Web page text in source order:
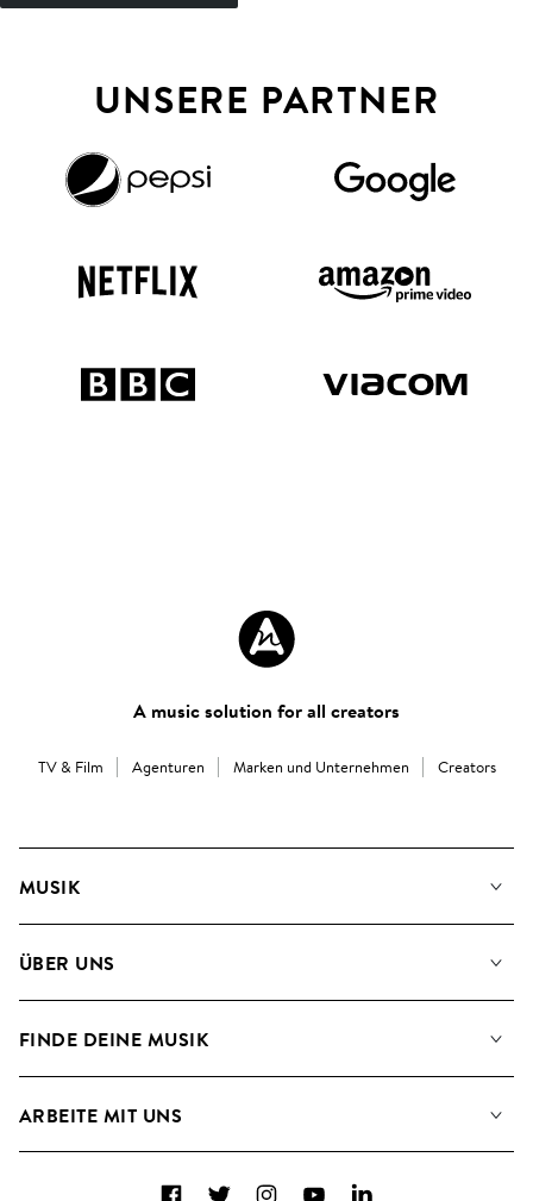
UNSERE PARTNER
A music solution for all creators
TV & Film Agenturen Marken und Unternehmen Creators
MUSIK
Suche
ÜBER UNS
Blog
FINDE DEINE MUSIK
Kontakt
ARBEITE MIT UNS
FacebookTwitterInstagramYouTubeLinkedIn